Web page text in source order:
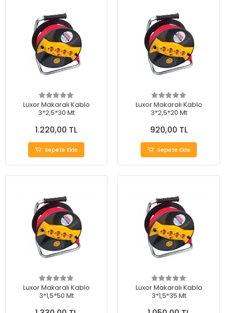
Luxor Makaralı Kablo
3*2,5*30 Mt
1.220,00 TL
Sepete Ekle
Luxor Makaralı Kablo
3*2,5*20 Mt
920,00 TL
Sepete Ekle
Luxor Makaralı Kablo
3*1,5*50 Mt
Luxor Makaralı Kablo
3*1,5*35 Mt